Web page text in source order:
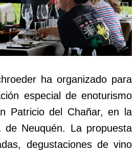
ha organizado para
especial de enoturismo
Patricio del Chañar, en la
de Neuquén. La propuesta
degustaciones de vino